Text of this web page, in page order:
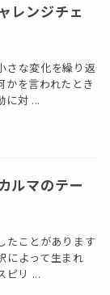
レンジチェ
さな変化を繰り返
かを言われたとき
に対 ...
ルマのテー
たことがあります
によって生まれ
ピリ ...